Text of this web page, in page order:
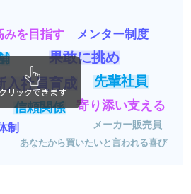
リックできます
果敢に挑め
入社員育成 先輩社員
信頼関係 寄り添い支える
みを目指す メンター制度
制 メーカー販売員
あなたから買いたいと言われる喜び